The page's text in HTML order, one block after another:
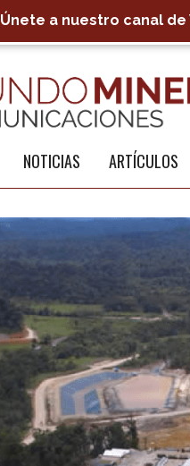
NOTICIAS ARTÍCULOS
Únete a nuestro canal